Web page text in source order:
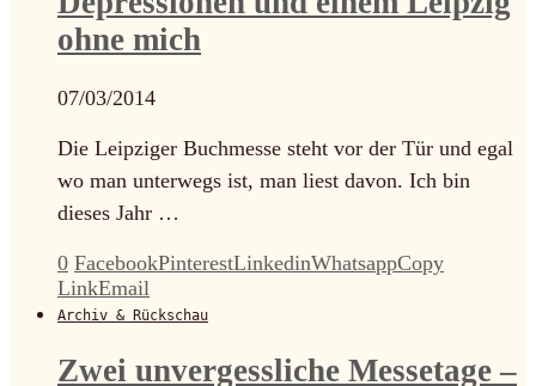
ohne mich
07/03/2014
Die Leipziger Buchmesse steht vor der Tür und egal
wo man unterwegs ist, man liest davon. Ich bin
dieses Jahr …
0 FacebookPinterestLinkedinWhatsappCopy
LinkEmail
Archiv & Rückschau
Zwei unvergessliche Messetage –